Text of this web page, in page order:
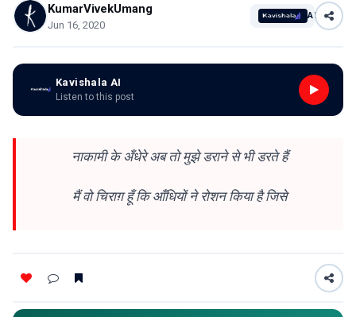
KumarVivekUmang
Jun 16, 2020
AI
Kavishala AI
Listen to this post
नाकामी के अँधेरे अब तो मुझे डराने से भी डरते हैं
मैं वो चिराग़ हूँ कि आँधियों ने रोशन किया है जिसे